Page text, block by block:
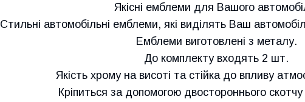
Якісні емблеми для Вашого
Стильні автомобільні емблеми, які виділять Ваш
Емблеми виготовлені з металу.
До комплекту входять 2 шт.
Якість хрому на висоті та стійка до впливу
Кріпиться за допомогою двостороннього скотчу